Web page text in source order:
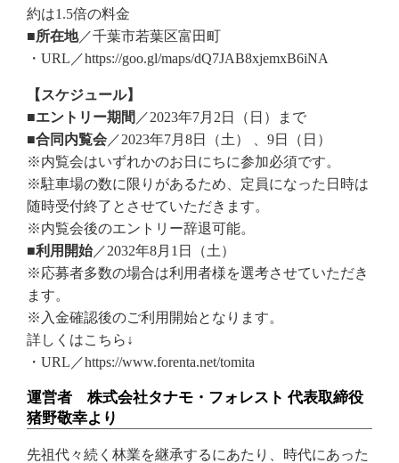
約は1.5倍の料金
■所在地／千葉市若葉区富田町
・URL／https://goo.gl/maps/dQ7JAB8xjemxB6iNA
【スケジュール】
■エントリー期間 ／2023年7月2日（日）まで
■合同内覧会 ／2023年7月8日（土） 、9日（日）
※内覧会はいずれかのお日にちに参加必須です。
※駐車場の数に限りがあるため、定員になった日時は
随時受付終了とさせていただきます。
※内覧会後のエントリー辞退可能。
■利用開始／2032年8月1日（土）
※応募者多数の場合は利用者様を選考させていただき
ます。
※入金確認後のご利用開始となります。
詳しくはこちら↓
・URL／https://www.forenta.net/tomita
運営者 株式会社タナモ・フォレスト 代表取締役
猪野敬幸より
先祖代々続く林業を継承するにあたり、時代にあった